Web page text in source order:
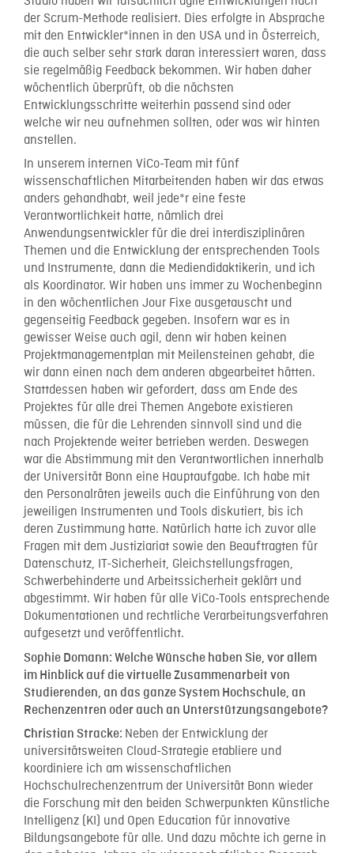
der Scrum-Methode realisiert. Dies erfolgte in Absprache
mit den Entwickler*innen in den USA und in Österreich,
die auch selber sehr stark daran interessiert waren, dass
sie regelmäßig Feedback bekommen. Wir haben daher
wöchentlich überprüft, ob die nächsten
Entwicklungsschritte weiterhin passend sind oder
welche wir neu aufnehmen sollten, oder was wir hinten
anstellen.
In unserem internen ViCo-Team mit fünf
wissenschaftlichen Mitarbeitenden haben wir das etwas
anders gehandhabt, weil jede*r eine feste
Verantwortlichkeit hatte, nämlich drei
Anwendungsentwickler für die drei interdisziplinären
Themen und die Entwicklung der entsprechenden Tools
und Instrumente, dann die Mediendidaktikerin, und ich
als Koordinator. Wir haben uns immer zu Wochenbeginn
in den wöchentlichen Jour Fixe ausgetauscht und
gegenseitig Feedback gegeben. Insofern war es in
gewisser Weise auch agil, denn wir haben keinen
Projektmanagementplan mit Meilensteinen gehabt, die
wir dann einen nach dem anderen abgearbeitet hätten.
Stattdessen haben wir gefordert, dass am Ende des
Projektes für alle drei Themen Angebote existieren
müssen, die für die Lehrenden sinnvoll sind und die
nach Projektende weiter betrieben werden. Deswegen
war die Abstimmung mit den Verantwortlichen innerhalb
der Universität Bonn eine Hauptaufgabe. Ich habe mit
den Personalräten jeweils auch die Einführung von den
jeweiligen Instrumenten und Tools diskutiert, bis ich
deren Zustimmung hatte. Natürlich hatte ich zuvor alle
Fragen mit dem Justiziariat sowie den Beauftragten für
Datenschutz, IT-Sicherheit, Gleichstellungsfragen,
Schwerbehinderte und Arbeitssicherheit geklärt und
abgestimmt. Wir haben für alle ViCo-Tools entsprechende
Dokumentationen und rechtliche Verarbeitungsverfahren
aufgesetzt und veröffentlicht.
Sophie Domann: Welche Wünsche haben Sie, vor allem
im Hinblick auf die virtuelle Zusammenarbeit von
Studierenden, an das ganze System Hochschule, an
Rechenzentren oder auch an Unterstützungsangebote?
Christian Stracke: Neben der Entwicklung der
universitätsweiten Cloud-Strategie etabliere und
koordiniere ich am wissenschaftlichen
Hochschulrechenzentrum der Universität Bonn wieder
die Forschung mit den beiden Schwerpunkten Künstliche
Intelligenz (KI) und Open Education für innovative
Bildungsangebote für alle. Und dazu möchte ich gerne in